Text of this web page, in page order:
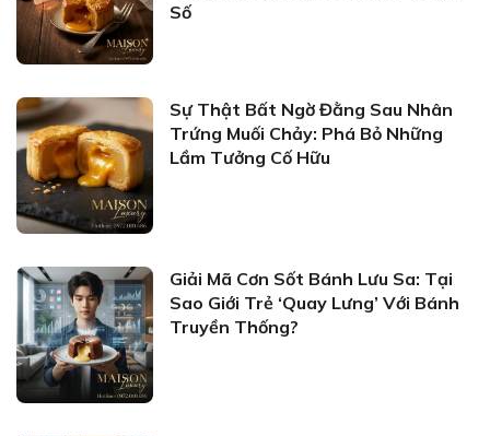
Số
Sự Thật Bất Ngờ Đằng Sau Nhân
Trứng Muối Chảy: Phá Bỏ Những
Lầm Tưởng Cố Hữu
Giải Mã Cơn Sốt Bánh Lưu Sa: Tại
Sao Giới Trẻ ‘Quay Lưng’ Với Bánh
Truyền Thống?